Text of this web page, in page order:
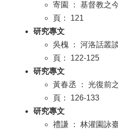
寄園 ： 基督教之
頁： 121
研究專文
吳槐 ： 河洛話叢
頁： 122-125
研究專文
黃春丞 ： 光復前
頁： 126-133
研究專文
禮謙 ： 林灌園詠